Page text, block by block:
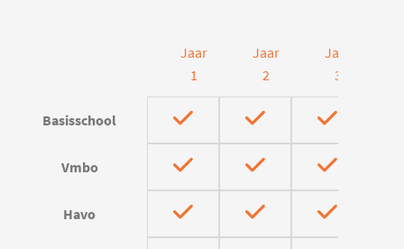
Jaar
1
Jaar
2
Jaar
3
Basisschool
Vmbo
Havo